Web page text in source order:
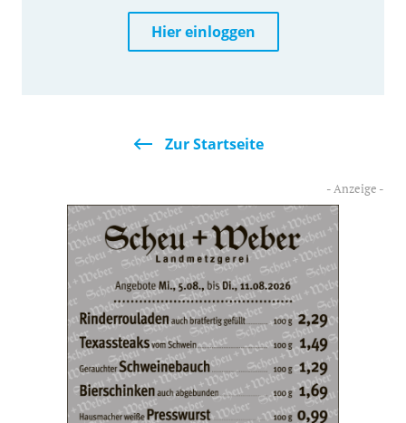
Hier einloggen
Zur Startseite